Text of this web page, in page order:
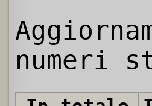
numeri